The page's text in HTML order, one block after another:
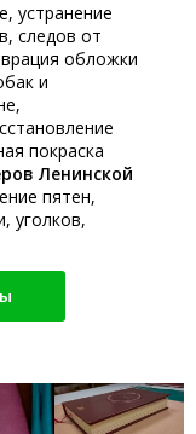
устранение
следов от
обложки
и
покраска
Ленинской
пятен,
уголков,